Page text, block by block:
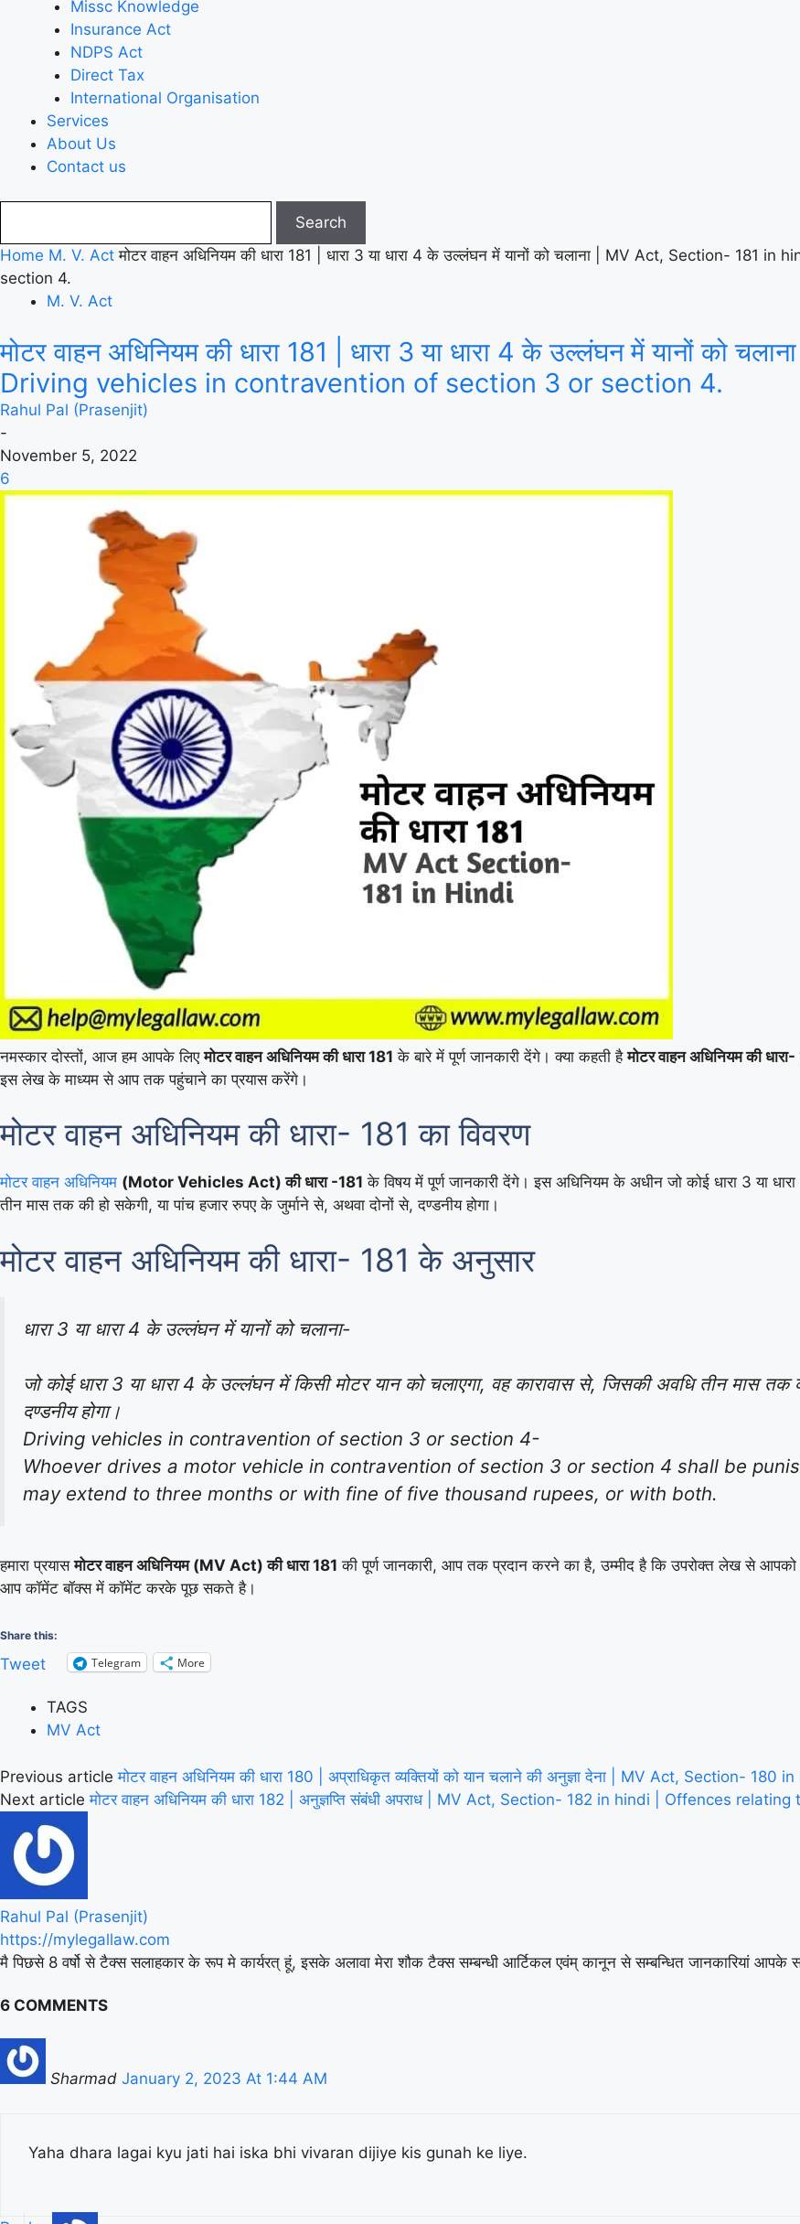
Missc Knowledge
Insurance Act
NDPS Act
Direct Tax
International Organisation
Services
About Us
Contact us
Home M. V. Act मोटर वाहन अधिनियम की धारा 181 | धारा 3 या धारा 4 के उल्लंघन में यानों को चलाना | MV Act, Section-
section 4.
M. V. Act
मोटर वाहन अधिनियम की धारा 181 | धारा 3 या धारा 4 के उल्लंघन में यानों को
Driving vehicles in contravention of section 3 or section 4.
Rahul Pal (Prasenjit)
-
November 5, 2022
6
नमस्कार दोस्तों, आज हम आपके लिएमोटर वाहन अधिनियम की धारा 181 के बारे में पूर्ण जानकारी देंगे। क्या कहती हैमोटर वाहन अधिनियम की
इस लेख के माध्यम से आप तक पहुंचाने का प्रयास करेंगे।
मोटर वाहन अधिनियम की धारा- 181 का विवरण
मोटर वाहन अधिनियम (Motor Vehicles Act) की धारा -181 के विषय में पूर्ण जानकारी देंगे। इस अधिनियम के अधीन जो कोई धारा 3 या
तीन मास तक की हो सकेगी, या पांच हजार रुपए के जुर्माने से, अथवा दोनों से, दण्डनीय होगा।
मोटर वाहन अधिनियम की धारा- 181 के अनुसार
धारा 3 या धारा 4 के उल्लंघन में यानों को चलाना-
जो कोई धारा 3 या धारा 4 के उल्लंघन में किसी मोटर यान को चलाएगा, वह कारावास से, जिसकी अवधि तीन मास
दण्डनीय होगा।
Driving vehicles in contravention of section 3 or section 4-
Whoever drives a motor vehicle in contravention of section 3 or section 4 shall be
may extend to three months or with fine of five thousand rupees, or with both.
हमारा प्रयासमोटर वाहन अधिनियम (MV Act) की धारा 181 की पूर्ण जानकारी, आप तक प्रदान करने का है, उम्मीद है कि उपरोक्त लेख से आपको
आप कॉमेंट बॉक्स में कॉमेंट करके पूछ सकते है।
Share this:
Tweet Telegram More
TAGS
MV Act
Previous article मोटर वाहन अधिनियम की धारा 180 | अप्राधिकृत व्यक्तियों को यान चलाने की अनुज्ञा देना | MV Act,
Next article मोटर वाहन अधिनियम की धारा 182 | अनुज्ञप्ति संबंधी अपराध | MV Act, Section- 182 in hindi | Offences
Rahul Pal (Prasenjit)
https://mylegallaw.com
मै पिछसे 8 वर्षो से टैक्स सलाहकार के रूप मे कार्यरत् हूं, इसके अलावा मेरा शौक टैक्स सम्बन्धी आर्टिकल एवंम् कानून से सम्बन्धित जानकारियां
6 COMMENTS
Sharmad January 2, 2023 At 1:44 AM
Yaha dhara lagai kyu jati hai iska bhi vivaran dijiye kis gunah ke liye.